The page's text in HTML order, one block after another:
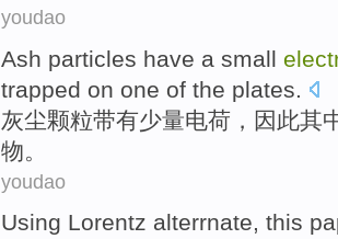
youdao
Ash particles have a small
trapped on one of the plates
灰尘颗粒带有少量电荷 ， 因此其
物。
youdao
Using Lorentz alterrnate, this